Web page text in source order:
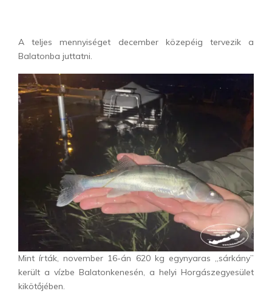
A teljes mennyiséget december közepéig tervezik a
Balatonba juttatni.
Mint írták, november 16-án 620 kg egynyaras „sárkány”
került a vízbe Balatonkenesén, a helyi Horgászegyesület
kikötőjében.